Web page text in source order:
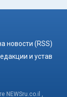
новости (RSS)
и устав
NEWSru.co.il ,